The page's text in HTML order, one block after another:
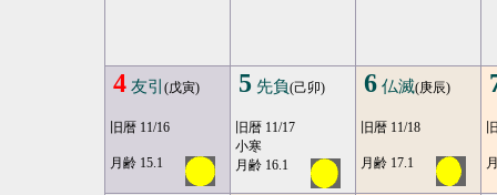
4 友引 (戊寅)
旧暦 11/16
月齢 15.1
5 先負(己卯)
旧暦 11/17
小寒
月齢 16.1
6 仏滅(庚辰)
旧暦 11/18
月齢 17.1